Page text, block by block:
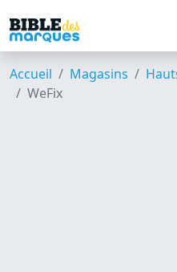
Accueil Magasins
WeFix